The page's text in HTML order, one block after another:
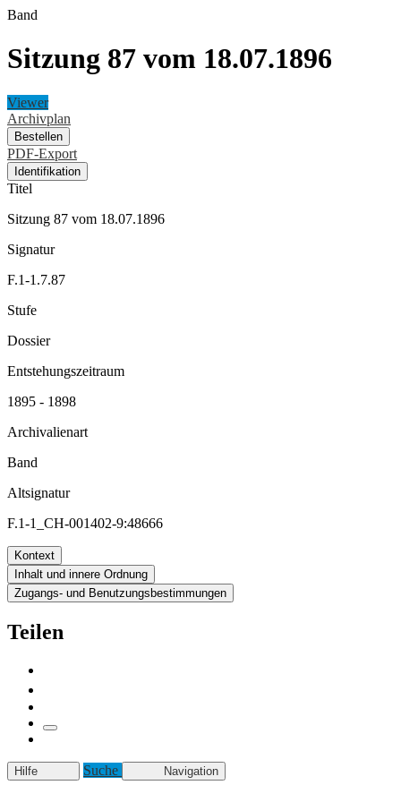
Band
Sitzung 87 vom 18.07.1896
Viewer
Archivplan
Bestellen
PDF-Export
Identifikation
Titel
Sitzung 87 vom 18.07.1896
Signatur
F.1-1.7.87
Stufe
Dossier
Entstehungszeitraum
1895 - 1898
Archivalienart
Band
Altsignatur
F.1-1_CH-001402-9:48666
Kontext
Inhalt und innere Ordnung
Zugangs- und Benutzungsbestimmungen
Teilen
Hilfe Suche Navigation